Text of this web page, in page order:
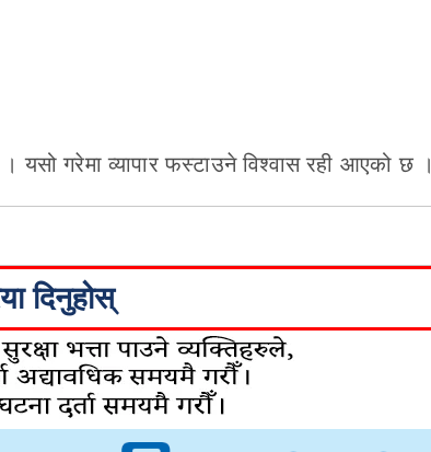
। यसो गरेमा व्यापार फस्टाउने विश्वास रही आएको छ ।
दिनुहोस्